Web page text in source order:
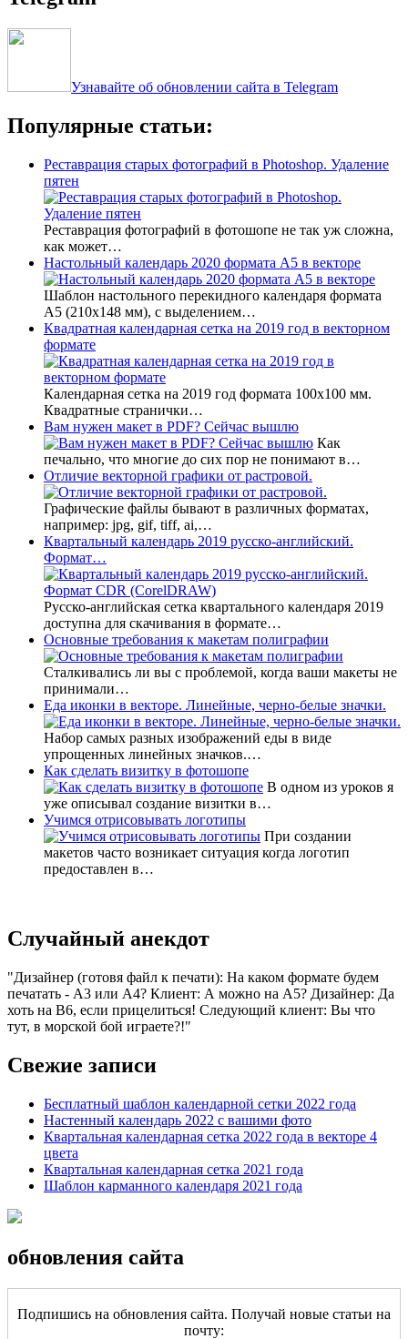
Узнавайте об обновлении сайта в Telegram
Популярные статьи:
Реставрация старых фотографий в Photoshop. Удаление
пятен
Реставрация фотографий в фотошопе не так уж сложна,
как может…
Настольный календарь 2020 формата А5 в векторе
Шаблон настольного перекидного календаря формата
А5 (210х148 мм), с выделением…
Квадратная календарная сетка на 2019 год в векторном
формате
Календарная сетка на 2019 год формата 100х100 мм.
Квадратные странички…
Вам нужен макет в PDF? Сейчас вышлю
Как
печально, что многие до сих пор не понимают в…
Отличие векторной графики от растровой.
Графические файлы бывают в различных форматах,
например: jpg, gif, tiff, ai,…
Квартальный календарь 2019 русско-английский.
Формат…
Русско-английская сетка квартального календаря 2019
доступна для скачивания в формате…
Основные требования к макетам полиграфии
Сталкивались ли вы с проблемой, когда ваши макеты не
принимали…
Еда иконки в векторе. Линейные, черно-белые значки.
Набор самых разных изображений еды в виде
упрощенных линейных значков.…
Как сделать визитку в фотошопе
В одном из уроков я
уже описывал создание визитки в…
Учимся отрисовывать логотипы
При создании
макетов часто возникает ситуация когда логотип
предоставлен в…
Случайный анекдот
Дизайнер (готовя файл к печати): На каком формате будем
печатать - А3 или А4? Клиент: А можно на А5? Дизайнер: Да
хоть на В6, если прицелиться! Следующий клиент: Вы что
тут, в морской бой играете?!
Свежие записи
Бесплатный шаблон календарной сетки 2022 года
Настенный календарь 2022 с вашими фото
Квартальная календарная сетка 2022 года в векторе 4
цвета
Квартальная календарная сетка 2021 года
Шаблон карманного календаря 2021 года
обновления сайта
Подпишись на обновления сайта. Получай новые статьи на
почту: